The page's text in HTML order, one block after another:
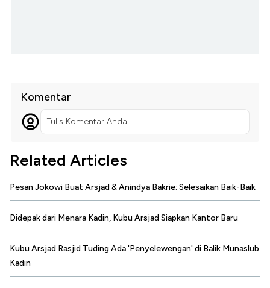
Komentar
Tulis Komentar Anda...
Related Articles
Pesan Jokowi Buat Arsjad & Anindya Bakrie: Selesaikan Baik-Baik
Didepak dari Menara Kadin, Kubu Arsjad Siapkan Kantor Baru
Kubu Arsjad Rasjid Tuding Ada 'Penyelewengan' di Balik Munaslub
Kadin